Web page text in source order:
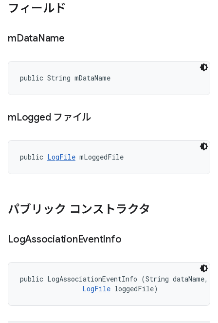
フィールド
mDataName
public String mDataName
mLogged ファイル
public LogFile mLoggedFile
パブリック コンストラクタ
LogAssociationEventInfo
public LogAssociationEventInfo (String dataName,
LogFile loggedFile)